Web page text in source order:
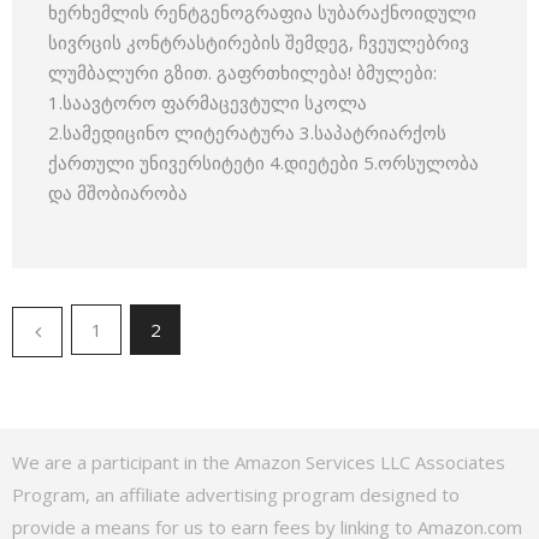
ხერხემლის რენტგენოგრაფია სუბარაქნოიდული
სივრცის კონტრასტირების შემდეგ, ჩვეულებრივ
ლუმბალური გზით. გაფრთხილება! ბმულები:
1.საავტორო ფარმაცევტული სკოლა
2.სამედიცინო ლიტერატურა 3.საპატრიარქოს
ქართული უნივერსიტეტი 4.დიეტები 5.ორსულობა
და მშობიარობა
1 2
We are a participant in the Amazon Services LLC Associates
Program, an affiliate advertising program designed to
provide a means for us to earn fees by linking to Amazon.com